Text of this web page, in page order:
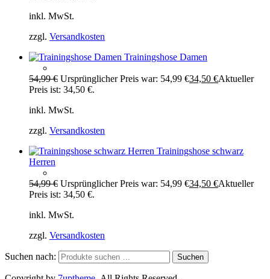
inkl. MwSt.
zzgl. Versandkosten
Trainingshose Damen
54,99€ Ursprünglicher Preis war: 54,99 €34,50 €Aktueller
Preis ist: 34,50 €.
inkl. MwSt.
zzgl. Versandkosten
Trainingshose schwarz
Herren
54,99€ Ursprünglicher Preis war: 54,99 €34,50 €Aktueller
Preis ist: 34,50 €.
inkl. MwSt.
zzgl. Versandkosten
Suchen nach: Suchen